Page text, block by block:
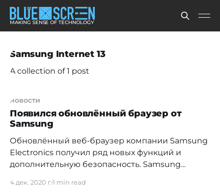
MAKING SENSE OF TECHNOLOGY
Samsung Internet 13
A collection of 1 post
новости
Появился обновлённый браузер от
Samsung
Обновлённый веб-браузер компании Samsung
Electronics получил ряд новых функций и
дополнительную безопасность. Samsung
позволяет автоматически очищать историю
4 дек. 2020 г.1 min read